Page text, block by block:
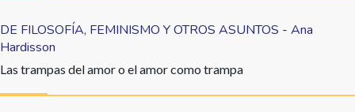
DE FILOSOFÍA, FEMINISMO Y OTROS ASUNTOS - Ana
Hardisson
Las trampas del amor o el amor como trampa